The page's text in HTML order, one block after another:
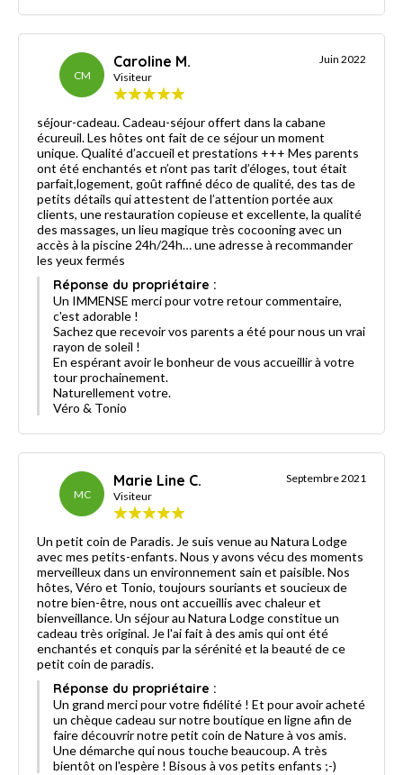
CM
Caroline M.
Visiteur
Juin 2022
séjour-cadeau. Cadeau-séjour offert dans la cabane
écureuil. Les hôtes ont fait de ce séjour un moment
unique. Qualité d’accueil et prestations +++ Mes parents
ont été enchantés et n’ont pas tarit d’éloges, tout était
parfait,logement, goût raffiné déco de qualité, des tas de
petits détails qui attestent de l’attention portée aux
clients, une restauration copieuse et excellente, la qualité
des massages, un lieu magique très cocooning avec un
accès à la piscine 24h/24h… une adresse à recommander
les yeux fermés
Réponse du propriétaire :
Un IMMENSE merci pour votre retour commentaire,
c'est adorable !
Sachez que recevoir vos parents a été pour nous un vrai
rayon de soleil !
En espérant avoir le bonheur de vous accueillir à votre
tour prochainement.
Naturellement votre.
Véro & Tonio
MC
Marie Line C.
Visiteur
Septembre 2021
Un petit coin de Paradis. Je suis venue au Natura Lodge
avec mes petits-enfants. Nous y avons vécu des moments
merveilleux dans un environnement sain et paisible. Nos
hôtes, Véro et Tonio, toujours souriants et soucieux de
notre bien-être, nous ont accueillis avec chaleur et
bienveillance. Un séjour au Natura Lodge constitue un
cadeau très original. Je l'ai fait à des amis qui ont été
enchantés et conquis par la sérénité et la beauté de ce
petit coin de paradis.
Réponse du propriétaire :
Un grand merci pour votre fidélité ! Et pour avoir acheté
un chèque cadeau sur notre boutique en ligne afin de
faire découvrir notre petit coin de Nature à vos amis.
Une démarche qui nous touche beaucoup. A très
bientôt on l'espère ! Bisous à vos petits enfants ;-)